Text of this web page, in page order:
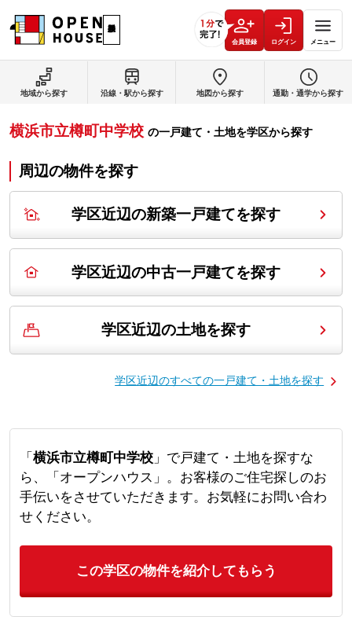
会員登録 ログイン メニュー
地域から探す 沿線・駅から探す 地図から探す 通勤・通学から探す
横浜市立樽町中学校 の一戸建て・土地を学区から探す
周辺の物件を探す
学区近辺の新築一戸建てを探す
学区近辺の中古一戸建てを探す
学区近辺の土地を探す
学区近辺のすべての一戸建て・土地を探す
「 横浜市立樽町中学校」で戸建て・土地を探すな
ら、「オープンハウス」。お客様のご住宅探しのお
手伝いをさせていただきます。お気軽にお問い合わ
せください。
この学区の物件を紹介してもらう